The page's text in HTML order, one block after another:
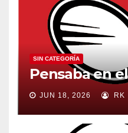
SIN CATEGORÍA
Pensaba en
JUN 18, 2026 RK